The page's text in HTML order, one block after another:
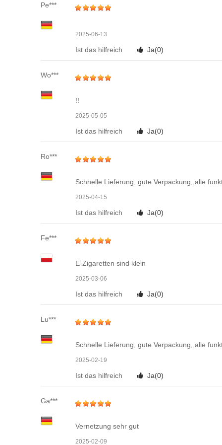
Pe***
2025-06-13
Ist das hilfreich Ja(0)
Wo***
!!
2025-05-05
Ist das hilfreich Ja(0)
Ro***
Schnelle Lieferung, gute Verpackung, alle
2025-04-15
Ist das hilfreich Ja(0)
Fe***
E-Zigaretten sind klein
2025-03-06
Ist das hilfreich Ja(0)
Lu***
Schnelle Lieferung, gute Verpackung, alle
2025-02-19
Ist das hilfreich Ja(0)
Ga***
Vernetzung sehr gut
2025-02-09